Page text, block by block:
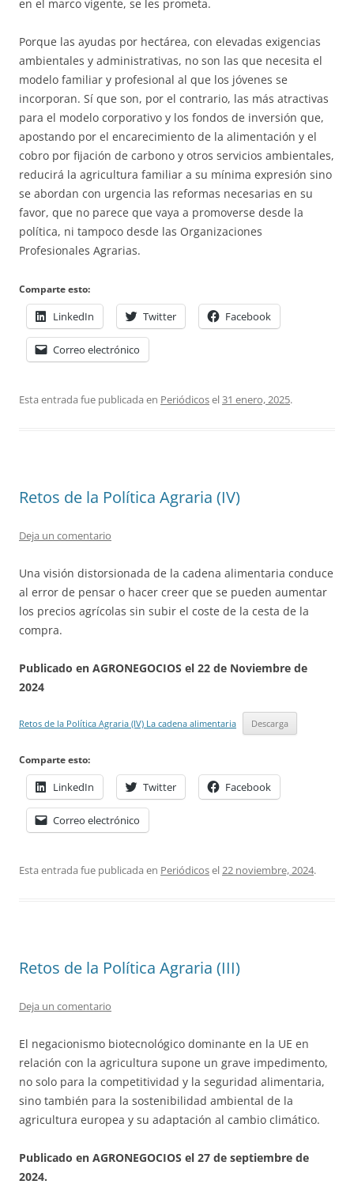
en el marco vigente, se les prometa.
Porque las ayudas por hectárea, con elevadas exigencias
ambientales y administrativas, no son las que necesita el
modelo familiar y profesional al que los jóvenes se
incorporan. Sí que son, por el contrario, las más atractivas
para el modelo corporativo y los fondos de inversión que,
apostando por el encarecimiento de la alimentación y el
cobro por fijación de carbono y otros servicios ambientales,
reducirá la agricultura familiar a su mínima expresión sino
se abordan con urgencia las reformas necesarias en su
favor, que no parece que vaya a promoverse desde la
política, ni tampoco desde las Organizaciones
Profesionales Agrarias.
Comparte esto:
LinkedIn Twitter Facebook
Correo electrónico
Esta entrada fue publicada en Periódicosel31 enero, 2025.
Retos de la Política Agraria (IV)
Deja un comentario
Una visión distorsionada de la cadena alimentaria conduce
al error de pensar o hacer creer que se pueden aumentar
los precios agrícolas sin subir el coste de la cesta de la
compra.
Publicado en AGRONEGOCIOS el 22 de Noviembre de
2024
Retos de la Política Agraria (IV) La cadena alimentaria Descarga
Comparte esto:
LinkedIn Twitter Facebook
Correo electrónico
Esta entrada fue publicada en Periódicosel22 noviembre, 2024.
Retos de la Política Agraria (III)
Deja un comentario
El negacionismo biotecnológico dominante en la UE en
relación con la agricultura supone un grave impedimento,
no solo para la competitividad y la seguridad alimentaria,
sino también para la sostenibilidad ambiental de la
agricultura europea y su adaptación al cambio climático.
Publicado en AGRONEGOCIOS el 27 de septiembre de
2024.